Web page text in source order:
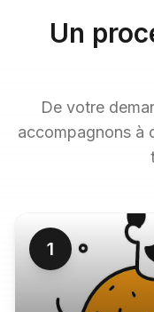
Un
De votre
accompagnons à
1